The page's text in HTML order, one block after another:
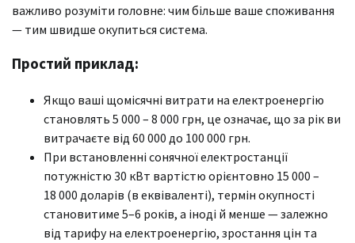
важливо розуміти головне: чим більше ваше споживання
— тим швидше окупиться система.
Простий приклад:
Якщо ваші щомісячні витрати на електроенергію
становлять 5 000 – 8 000 грн, це означає, що за рік ви
витрачаєте від 60 000 до 100 000 грн.
При встановленні сонячної електростанції
потужністю 30 кВт вартістю орієнтовно 15 000 –
18 000 доларів (в еквіваленті), термін окупності
становитиме 5–6 років, а іноді й менше — залежно
від тарифу на електроенергію, зростання цін та